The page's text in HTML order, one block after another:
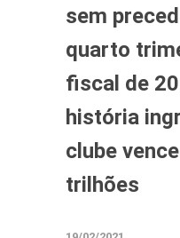
sem
quarto
fiscal de
história
clube
trilhões